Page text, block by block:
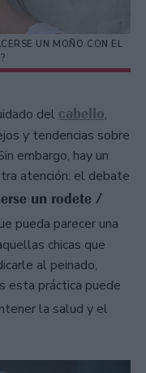
UN MOÑO CON EL
del cabello,
y tendencias sobre
embargo, hay un
atención: el debate
un rodete /
pueda parecer una
chicas que
al peinado,
esta práctica puede
la salud y el